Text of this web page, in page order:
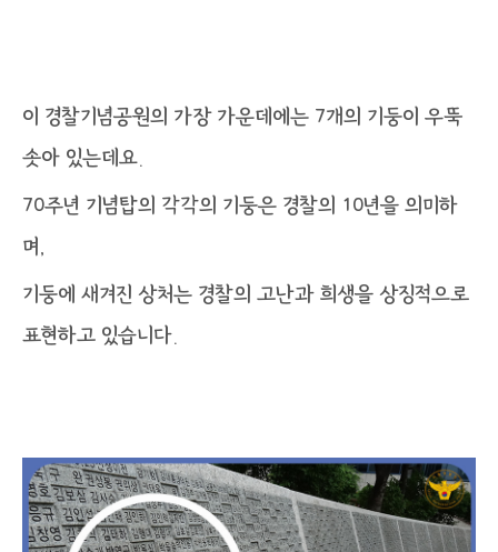
이 경찰기념공원의 가장 가운데에는 7개의 기둥이 우뚝
솟아 있는데요.
70주년 기념탑의 각각의 기둥은 경찰의 10년을 의미하
며,
기둥에 새겨진 상처는 경찰의 고난과 희생을 상징적으로
표현하고 있습니다.